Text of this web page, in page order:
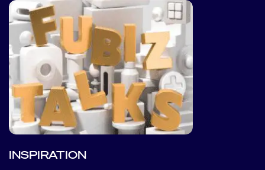
INSPIRATION